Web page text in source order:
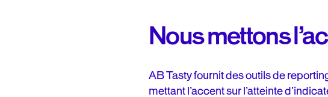
Nous mettons
AB Tasty fournit des outils de
mettant l’accent sur l’atteinte